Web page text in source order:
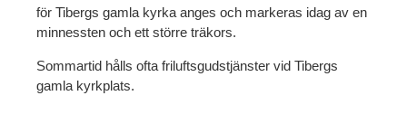
för Tibergs gamla kyrka anges och markeras idag av en
minnessten och ett större träkors.
Sommartid hålls ofta friluftsgudstjänster vid Tibergs
gamla kyrkplats.